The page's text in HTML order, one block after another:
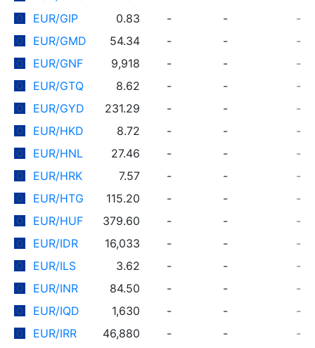
EUR/GIP
0.83 - -
-
EUR/GMD
54.34 - -
-
EUR/GNF
9,918 - -
-
EUR/GTQ
8.62 - -
-
EUR/GYD
231.29 - -
-
EUR/HKD
8.72 - -
-
EUR/HNL
27.46 - -
-
EUR/HRK
7.57 - -
-
EUR/HTG
115.20 - -
-
EUR/HUF
379.60 - -
-
EUR/IDR
16,033 - -
-
EUR/ILS
3.62 - -
-
EUR/INR
84.50 - -
-
EUR/IQD
1,630 - -
-
EUR/IRR
46,880 - -
-